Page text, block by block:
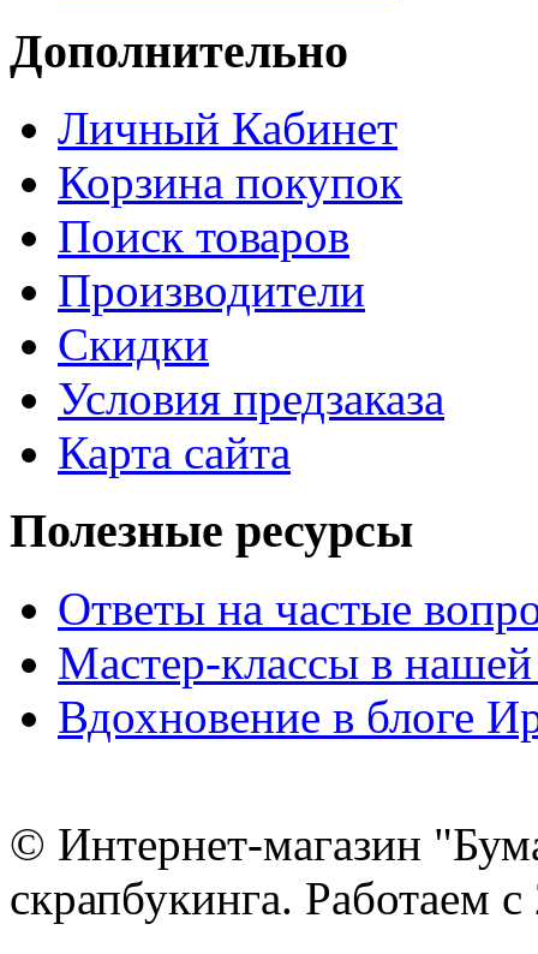
Дополнительно
Личный Кабинет
Корзина покупок
Поиск товаров
Производители
Скидки
Условия предзаказа
Карта сайта
Полезные ресурсы
Ответы на частые
Мастер-классы в нашей
Вдохновение в блоге
© Интернет-магазин
скрапбукинга. Работаем с